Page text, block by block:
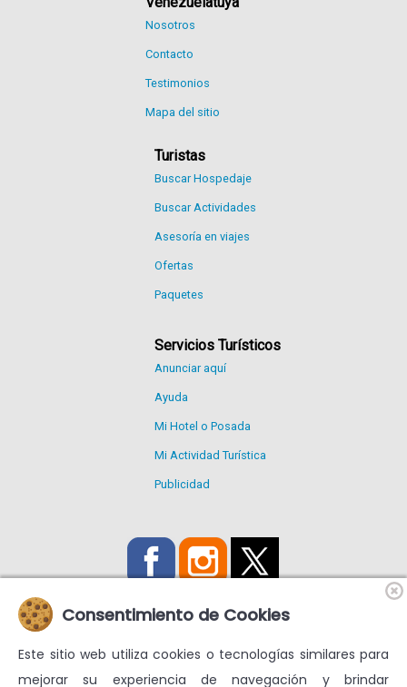
Nosotros
Contacto
Testimonios
Mapa del sitio
Turistas
Buscar Hospedaje
Buscar Actividades
Asesoría en viajes
Ofertas
Paquetes
Servicios Turísticos
Anunciar aquí
Ayuda
Mi Hotel o Posada
Mi Actividad Turística
Publicidad
Utilizamos Cookies propias y de terceros para mejorar nuestros
Consentimiento de Cookies
Este sitio web utiliza cookies o tecnologías similares para
mejorar su experiencia de navegación y brindar